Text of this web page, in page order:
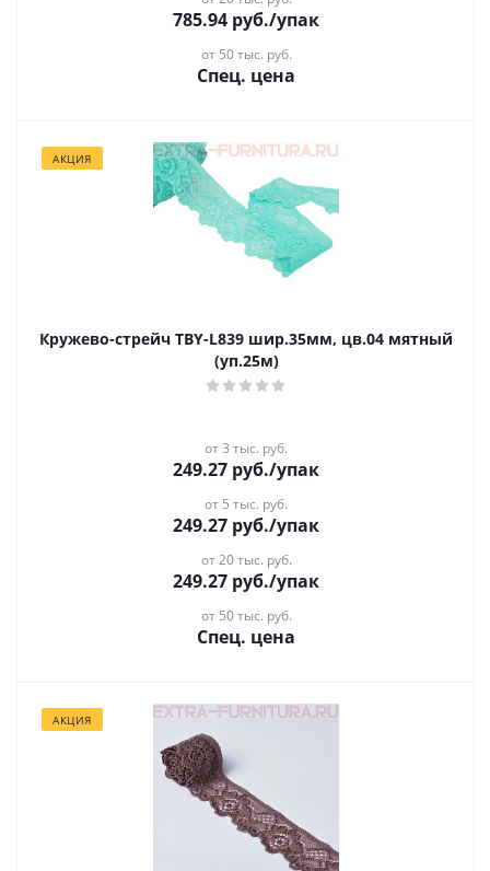
785.94 руб./упак
от 50 тыс. руб.
Спец. цена
АКЦИЯ
Кружево-стрейч TBY-L839 шир.35мм, цв.04 мятный
(уп.25м)
от 3 тыс. руб.
249.27 руб./упак
от 5 тыс. руб.
249.27 руб./упак
от 20 тыс. руб.
249.27 руб./упак
от 50 тыс. руб.
Спец. цена
АКЦИЯ